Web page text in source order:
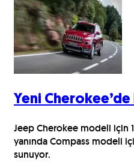
Yeni
Jeep Cherokee modeli için
yanında Compass modeli
sunuyor.